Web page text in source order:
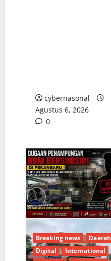
cybernasonal
Agustus 6, 2026
0
Breaking news
Daerah
Digital
International